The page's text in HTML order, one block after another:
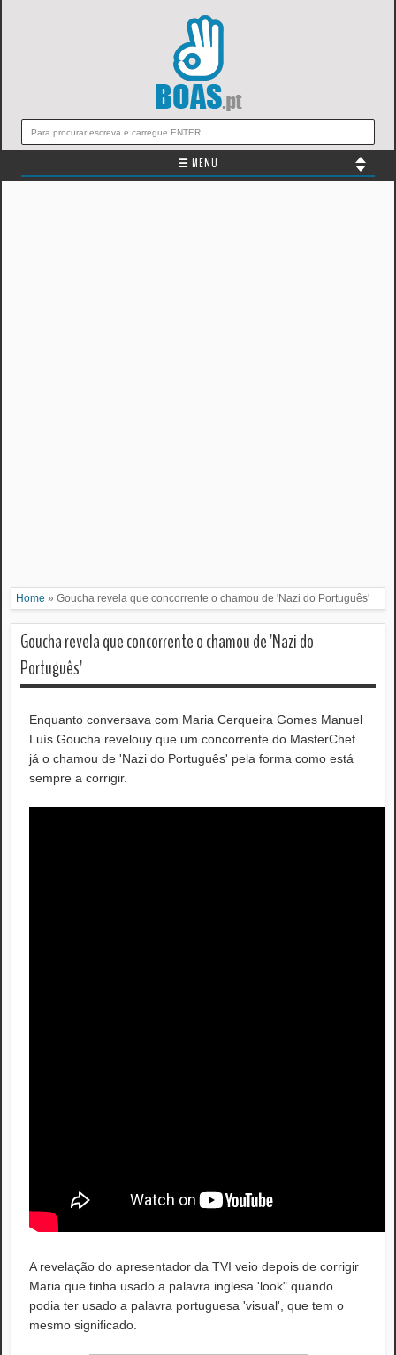
☰ MENU
Home » Goucha revela que concorrente o chamou de 'Nazi do Português'
Goucha revela que concorrente o chamou de 'Nazi do
Português'
Enquanto conversava com Maria Cerqueira Gomes Manuel
Luís Goucha revelouy que um concorrente do MasterChef
já o chamou de 'Nazi do Português' pela forma como está
sempre a corrigir.
A revelação do apresentador da TVI veio depois de corrigir
Maria que tinha usado a palavra inglesa 'look" quando
podia ter usado a palavra portuguesa 'visual', que tem o
mesmo significado.